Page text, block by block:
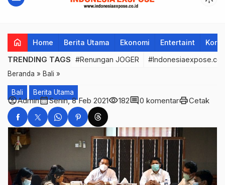
home Home Berita Utama Ekonomi Entertaint
TRENDING TAGS #Renungan JOGER
Beranda » Bali »
Bali Berita Utama
account_circleAdmincalendar_monthSenin, 8 Feb 2021visibility182comment0 komentarprintCetak